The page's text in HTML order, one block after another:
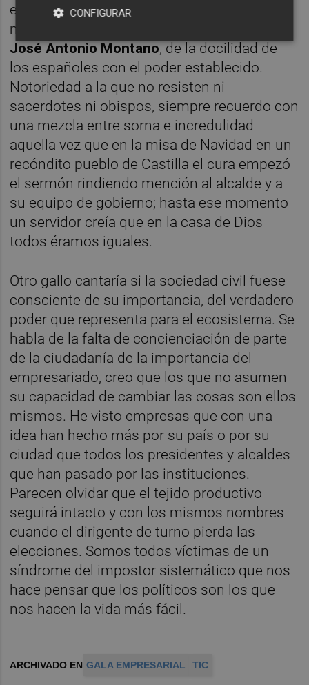
esclavista, y en que el hecho de que Franco
muriese en la cama, viene, como señaló
José Antonio Montano, de la docilidad de
los españoles con el poder establecido.
Notoriedad a la que no resisten ni
sacerdotes ni obispos, siempre recuerdo con
una mezcla entre sorna e incredulidad
aquella vez que en la misa de Navidad en un
recóndito pueblo de Castilla el cura empezó
el sermón rindiendo mención al alcalde y a
su equipo de gobierno; hasta ese momento
un servidor creía que en la casa de Dios
todos éramos iguales.
Otro gallo cantaría si la sociedad civil fuese
consciente de su importancia, del verdadero
poder que representa para el ecosistema. Se
habla de la falta de concienciación de parte
de la ciudadanía de la importancia del
empresariado, creo que los que no asumen
su capacidad de cambiar las cosas son ellos
mismos. He visto empresas que con una
idea han hecho más por su país o por su
ciudad que todos los presidentes y alcaldes
que han pasado por las instituciones.
Parecen olvidar que el tejido productivo
seguirá intacto y con los mismos nombres
cuando el dirigente de turno pierda las
elecciones. Somos todos víctimas de un
síndrome del impostor sistemático que nos
hace pensar que los políticos son los que
nos hacen la vida más fácil.
ARCHIVADO EN GALA EMPRESARIAL TIC
CONFIGURAR